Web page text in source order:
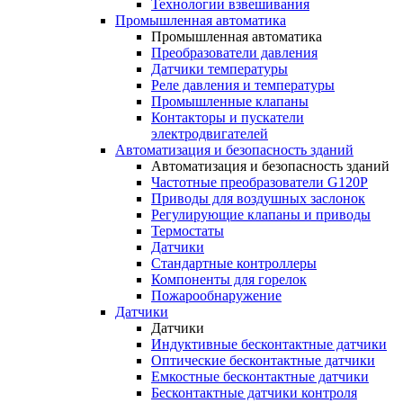
Технологии взвешивания
Промышленная автоматика
Промышленная автоматика
Преобразователи давления
Датчики температуры
Реле давления и температуры
Промышленные клапаны
Контакторы и пускатели
электродвигателей
Автоматизация и безопасность зданий
Автоматизация и безопасность зданий
Частотные преобразователи G120P
Приводы для воздушных заслонок
Регулирующие клапаны и приводы
Термостаты
Датчики
Стандартные контроллеры
Компоненты для горелок
Пожарообнаружение
Датчики
Датчики
Индуктивные бесконтактные датчики
Оптические бесконтактные датчики
Емкостные бесконтактные датчики
Бесконтактные датчики контроля